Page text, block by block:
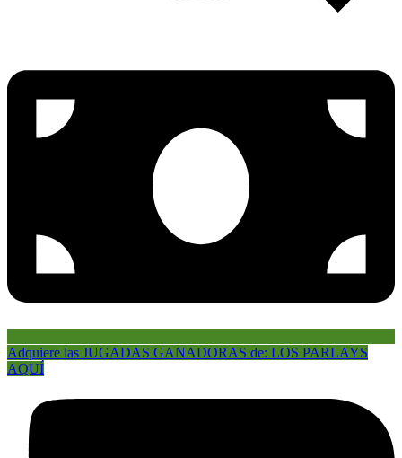
Adquiere las JUGADAS GANADORAS de: LOS PARLAYS
AQUÍ